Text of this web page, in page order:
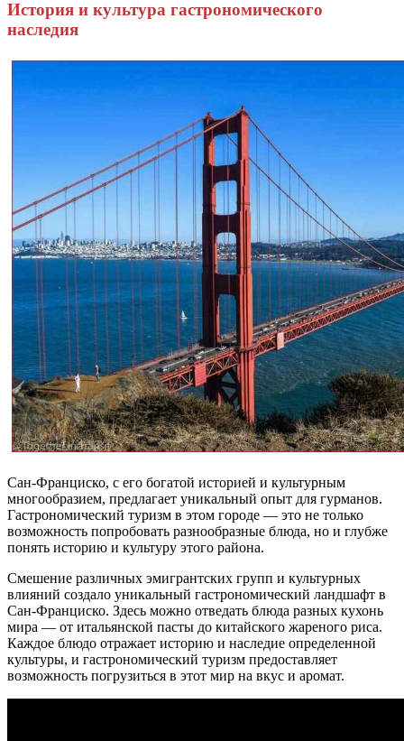
История и культура гастрономического
наследия
Сан-Франциско, с его богатой историей и культурным
многообразием, предлагает уникальный опыт для гурманов.
Гастрономический туризм в этом городе — это не только
возможность попробовать разнообразные блюда, но и глубже
понять историю и культуру этого района.
Смешение различных эмигрантских групп и культурных
влияний создало уникальный гастрономический ландшафт в
Сан-Франциско. Здесь можно отведать блюда разных кухонь
мира — от итальянской пасты до китайского жареного риса.
Каждое блюдо отражает историю и наследие определенной
культуры, и гастрономический туризм предоставляет
возможность погрузиться в этот мир на вкус и аромат.